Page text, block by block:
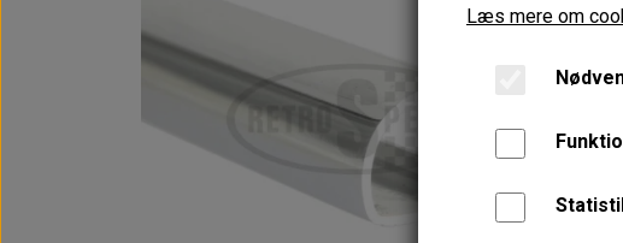
VANDPOLERING
Se
Læs mere om